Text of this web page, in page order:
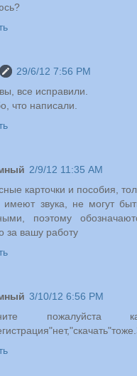
29/6/12 7:56 PM
все исправили.
что написали.
2/9/12 11:35 AM
карточки и пособия,
звука, не могут
поэтому
за вашу работу
3/10/12 6:56 PM
пожалуйста